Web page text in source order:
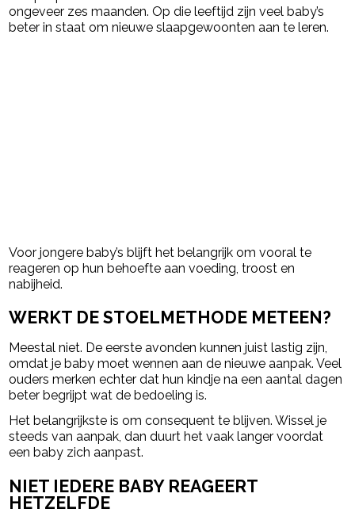
ongeveer zes maanden. Op die leeftijd zijn veel baby’s
beter in staat om nieuwe slaapgewoonten aan te leren.
Voor jongere baby’s blijft het belangrijk om vooral te
reageren op hun behoefte aan voeding, troost en
nabijheid.
WERKT DE STOELMETHODE METEEN?
Meestal niet. De eerste avonden kunnen juist lastig zijn,
omdat je baby moet wennen aan de nieuwe aanpak. Veel
ouders merken echter dat hun kindje na een aantal dagen
beter begrijpt wat de bedoeling is.
Het belangrijkste is om consequent te blijven. Wissel je
steeds van aanpak, dan duurt het vaak langer voordat
een baby zich aanpast.
NIET IEDERE BABY REAGEERT
HETZELFDE